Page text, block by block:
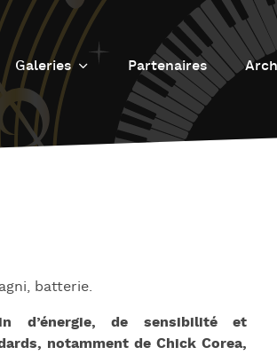
Galeries
Galerie photos
Galerie Vidéos
Partenaires
batterie.
d’énergie, de sensibilité et
notamment de Chick Corea,